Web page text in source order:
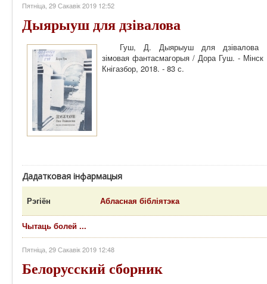
Пятніца, 29 Сакавік 2019 12:52
Дыярыуш для дзівалова
Гуш, Д. Дыярыуш для дзівалова
зімовая фантасмагорыя / Дора Гуш. - Мінск
Кнігазбор, 2018. - 83 с.
Дадатковая інфармацыя
Рэгіён Абласная бібліятэка
Чытаць болей ...
Пятніца, 29 Сакавік 2019 12:48
Белорусский сборник